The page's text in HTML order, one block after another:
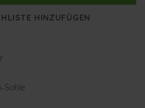
HINZUFÜGEN
Sohle